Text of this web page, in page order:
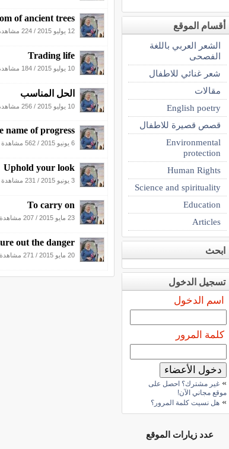
of ancient trees
12 يوليو 2015 / 224 مشاهدة
Trading life
10 يوليو 2015 / 184 مشاهدة
الحل المناسب
10 يوليو 2015 / 256 مشاهدة
name of progress
6 يونيو 2015 / 562 مشاهدة
Uphold your look
3 يونيو 2015 / 231 مشاهدة
To carry on
23 مايو 2015 / 207 مشاهدة
out the danger
20 مايو 2015 / 271 مشاهدة
أقسام الموقع
الشعر العربي باللغة
الفصحى
شعر غنائي للاطفال
مقالات
English poetry
قصص قصيرة للاطفال
Environmental
protection
Human Rights
Science and spirituality
Education
Articles
ابحث
تسجيل الدخول
اسم الدخول
كلمة المرور
» غير مشترك؟ احصل على
موقع مجاني الآن!
» هل نسيت كلمة المرور؟
عدد زيارات الموقع